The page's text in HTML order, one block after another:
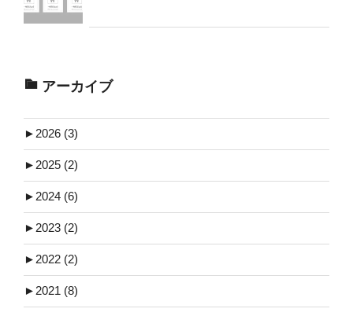
アーカイブ
► 2026 (3)
► 2025 (2)
► 2024 (6)
► 2023 (2)
► 2022 (2)
► 2021 (8)